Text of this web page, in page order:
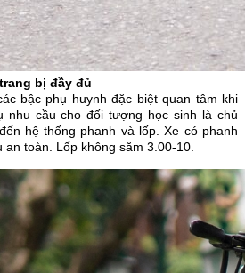
bị đầy đủ
bậc phụ huynh đặc biệt quan tâm khi
nhu cầu cho đối tượng học sinh là chủ
hệ thống phanh và lốp. Xe có phanh
toàn. Lốp không săm 3.00-10.